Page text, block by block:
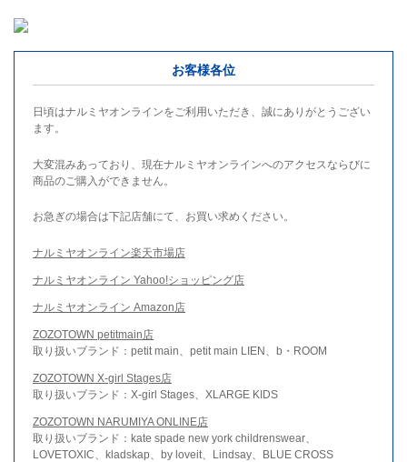
お客様各位
日頃はナルミヤオンラインをご利用いただき、誠にありがとうござい
ます。
大変混みあっており、現在ナルミヤオンラインへのアクセスならびに
商品のご購入ができません。
お急ぎの場合は下記店舗にて、お買い求めください。
ナルミヤオンライン楽天市場店
ナルミヤオンライン Yahoo!ショッピング店
ナルミヤオンライン Amazon店
ZOZOTOWN petitmain店
取り扱いブランド：petit main、petit main LIEN、b・ROOM
ZOZOTOWN X-girl Stages店
取り扱いブランド：X-girl Stages、XLARGE KIDS
ZOZOTOWN NARUMIYA ONLINE店
取り扱いブランド：kate spade new york childrenswear、
LOVETOXIC、kladskap、by loveit、Lindsay、BLUE CROSS